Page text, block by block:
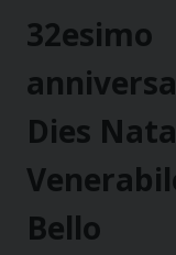
32esimo
Dies
Bello